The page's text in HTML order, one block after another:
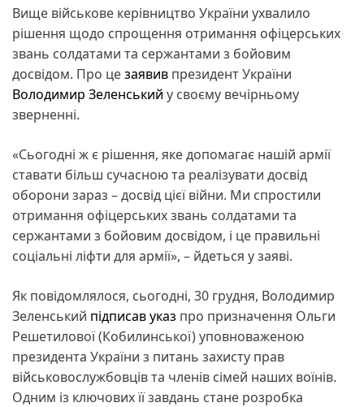
Вище військове керівництво України ухвалило
рішення щодо спрощення отримання офіцерських
звань солдатами та сержантами з бойовим
досвідом. Про цезаявив президент України
Володимир Зеленський у своєму вечірньому
зверненні.
«Сьогодні ж є рішення, яке допомагає нашій армії
ставати більш сучасною та реалізувати досвід
оборони зараз – досвід цієї війни. Ми спростили
отримання офіцерських звань солдатами та
сержантами з бойовим досвідом, і це правильні
соціальні ліфти для армії», – йдеться у заяві.
Як повідомлялося, сьогодні, 30 грудня, Володимир
Зеленський підписав указ про призначення Ольги
Решетилової (Кобилинської) уповноваженою
президента України з питань захисту прав
військовослужбовців та членів сімей наших воїнів.
Одним із ключових її завдань стане розробка